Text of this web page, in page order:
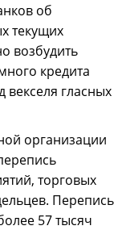
об
текущих
возбудить
кредита
векселя гласных
организации
торговых
Перепись
57 тысяч